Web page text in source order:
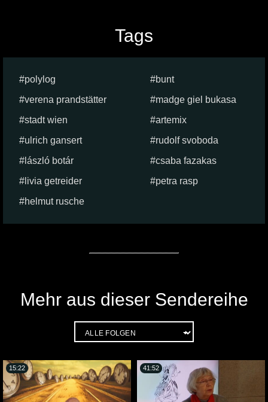
Tags
polylog
bunt
verena prandstätter
madge giel bukasa
stadt wien
artemix
ulrich gansert
rudolf svoboda
lászló botár
csaba fazakas
livia getreider
petra rasp
helmut rusche
Mehr aus dieser Sendereihe
15:22 41:52